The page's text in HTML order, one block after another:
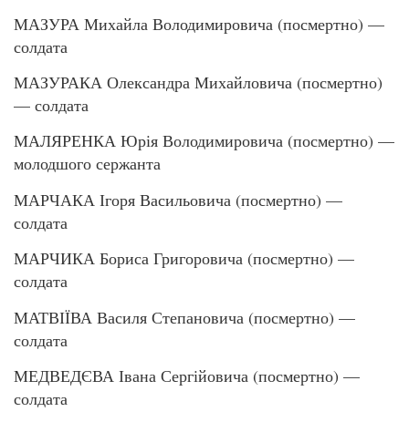
МАЗУРА Михайла Володимировича (посмертно) —
солдата
МАЗУРАКА Олександра Михайловича (посмертно)
— солдата
МАЛЯРЕНКА Юрія Володимировича (посмертно) —
молодшого сержанта
МАРЧАКА Ігоря Васильовича (посмертно) —
солдата
МАРЧИКА Бориса Григоровича (посмертно) —
солдата
МАТВІЇВА Василя Степановича (посмертно) —
солдата
МЕДВЕДЄВА Івана Сергійовича (посмертно) —
солдата